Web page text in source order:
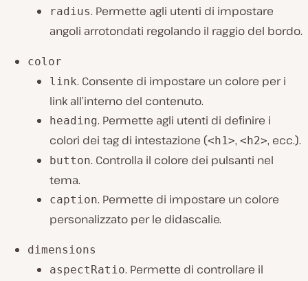
radius. Permette agli utenti di impostare
angoli arrotondati regolando il raggio del bordo.
color
link. Consente di impostare un colore per i
link all’interno del contenuto.
heading. Permette agli utenti di definire i
colori dei tag di intestazione (<h1>, <h2>, ecc.).
button. Controlla il colore dei pulsanti nel
tema.
caption. Permette di impostare un colore
personalizzato per le didascalie.
dimensions
aspectRatio. Permette di controllare il